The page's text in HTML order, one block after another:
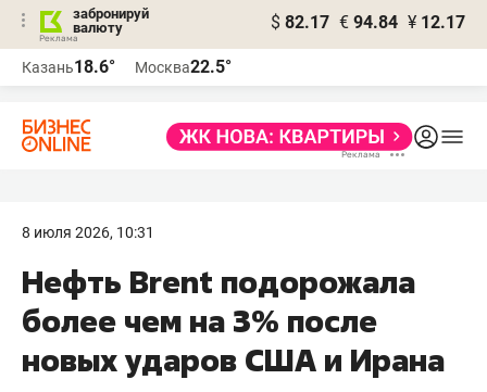
забронируй
валюту
$ 82.17 € 94.84 ¥ 12.17
Казань18.6° Москва22.5°
8 июля 2026, 10:31
Нефть Brent подорожала
более чем на 3% после
новых ударов США и Ирана